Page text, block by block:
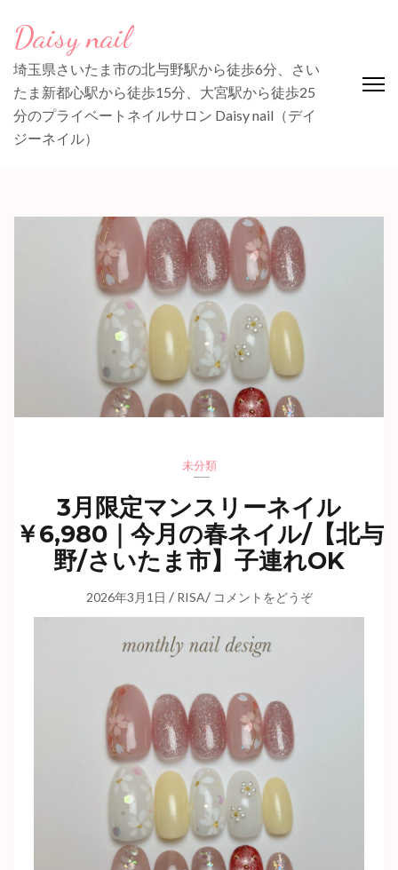
Daisy nail
埼玉県さいたま市の北与野駅から徒歩6分、さい
たま新都心駅から徒歩15分、大宮駅から徒歩25
分のプライベートネイルサロン Daisy nail（デイ
ジーネイル）
未分類
3月限定マンスリーネイル
￥6,980｜今月の春ネイル/【北与
野/さいたま市】子連れOK
2026年3月1日 / RISA/ コメントをどうぞ